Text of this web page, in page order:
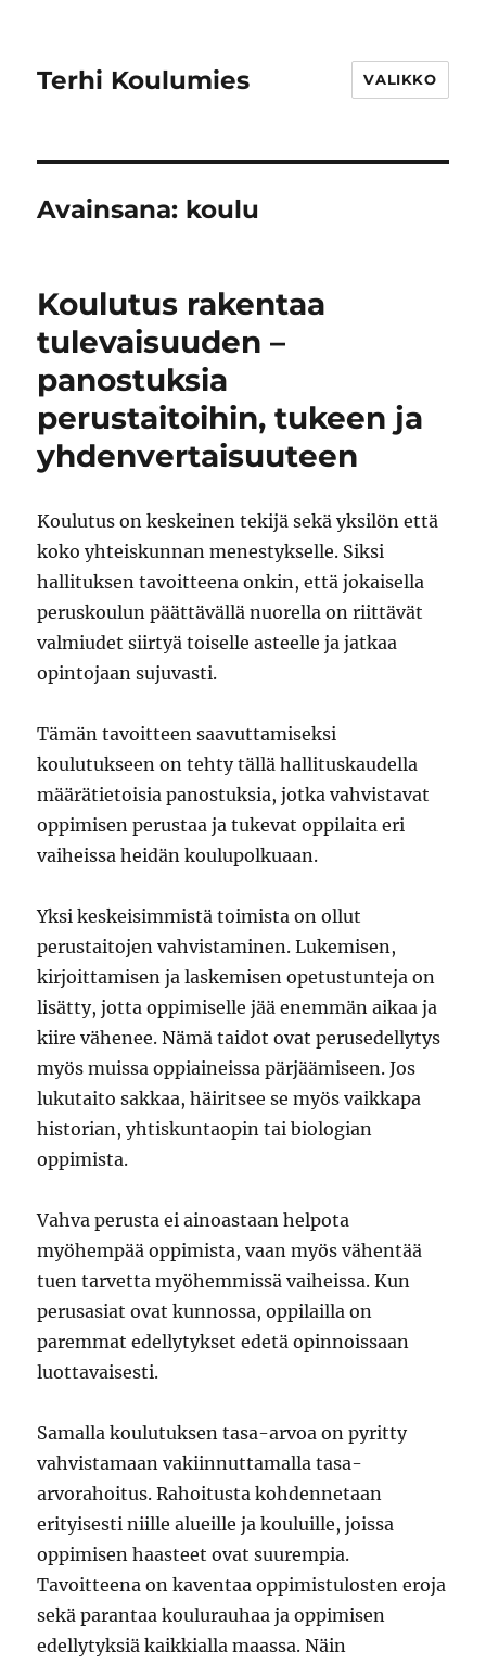
Terhi Koulumies VALIKKO
Avainsana: koulu
Koulutus rakentaa
tulevaisuuden –
panostuksia
perustaitoihin, tukeen ja
yhdenvertaisuuteen
Koulutus on keskeinen tekijä sekä yksilön että
koko yhteiskunnan menestykselle. Siksi
hallituksen tavoitteena onkin, että jokaisella
peruskoulun päättävällä nuorella on riittävät
valmiudet siirtyä toiselle asteelle ja jatkaa
opintojaan sujuvasti.
Tämän tavoitteen saavuttamiseksi
koulutukseen on tehty tällä hallituskaudella
määrätietoisia panostuksia, jotka vahvistavat
oppimisen perustaa ja tukevat oppilaita eri
vaiheissa heidän koulupolkuaan.
Yksi keskeisimmistä toimista on ollut
perustaitojen vahvistaminen. Lukemisen,
kirjoittamisen ja laskemisen opetustunteja on
lisätty, jotta oppimiselle jää enemmän aikaa ja
kiire vähenee. Nämä taidot ovat perusedellytys
myös muissa oppiaineissa pärjäämiseen. Jos
lukutaito sakkaa, häiritsee se myös vaikkapa
historian, yhtiskuntaopin tai biologian
oppimista.
Vahva perusta ei ainoastaan helpota
myöhempää oppimista, vaan myös vähentää
tuen tarvetta myöhemmissä vaiheissa. Kun
perusasiat ovat kunnossa, oppilailla on
paremmat edellytykset edetä opinnoissaan
luottavaisesti.
Samalla koulutuksen tasa-arvoa on pyritty
vahvistamaan vakiinnuttamalla tasa-
arvorahoitus. Rahoitusta kohdennetaan
erityisesti niille alueille ja kouluille, joissa
oppimisen haasteet ovat suurempia.
Tavoitteena on kaventaa oppimistulosten eroja
sekä parantaa koulurauhaa ja oppimisen
edellytyksiä kaikkialla maassa. Näin